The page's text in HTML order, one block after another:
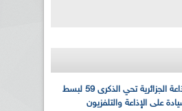
الإذاعة الجزائرية تحي الذكرى 59 لبسط
على الإذاعة والتلفزيون